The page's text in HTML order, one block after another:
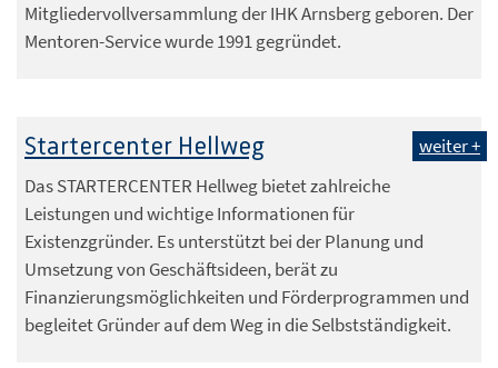
Mitgliedervollversammlung der IHK Arnsberg geboren. Der
Mentoren-Service wurde 1991 gegründet.
weiter +
Startercenter Hellweg
Das STARTERCENTER Hellweg bietet zahlreiche
Leistungen und wichtige Informationen für
Existenzgründer. Es unterstützt bei der Planung und
Umsetzung von Geschäftsideen, berät zu
Finanzierungsmöglichkeiten und Förderprogrammen und
begleitet Gründer auf dem Weg in die Selbstständigkeit.